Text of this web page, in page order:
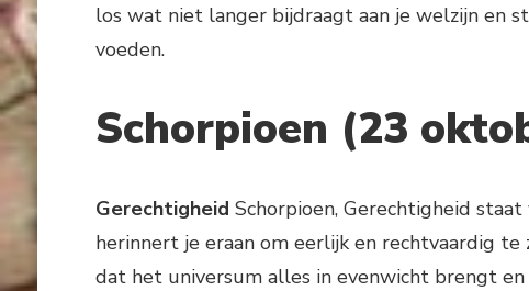
los wat niet langer bijdraagt ​​aan je welzijn en
voeden.
Schorpioen (23
Gerechtigheid Schorpioen, Gerechtigheid
herinnert je eraan om eerlijk en rechtvaardig
dat het universum alles in evenwicht brengt